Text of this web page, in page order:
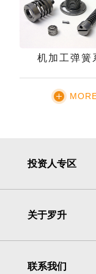
机加工弹簧
投资人专区
关于罗升
联系我们